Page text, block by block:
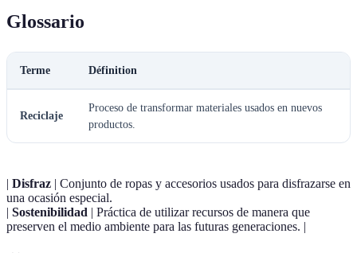
Glossario
Terme Définition
Reciclaje
Proceso de transformar materiales usados en nuevos
productos.
Disfraz | Conjunto de ropas y accesorios usados para disfrazarse en
una ocasión especial.
Sostenibilidad | Práctica de utilizar recursos de manera que
preserven el medio ambiente para las futuras generaciones. |